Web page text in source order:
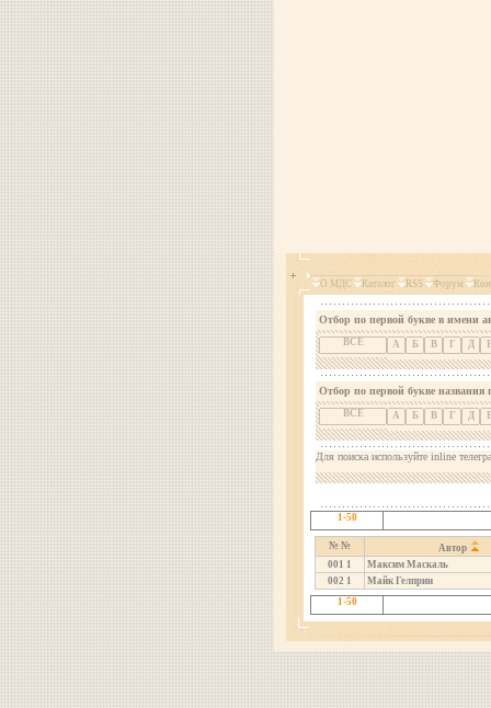
О МДС Каталог RSS Форум
Отбор по первой букве в имени
ВСЕ А Б В Г Д
Отбор по первой букве названия
ВСЕ А Б В Г Д
Для поиска используйте inline
1-50
№ №
Автор
001 1
Максим Маскаль
002 1
Майк Гелприн
1-50